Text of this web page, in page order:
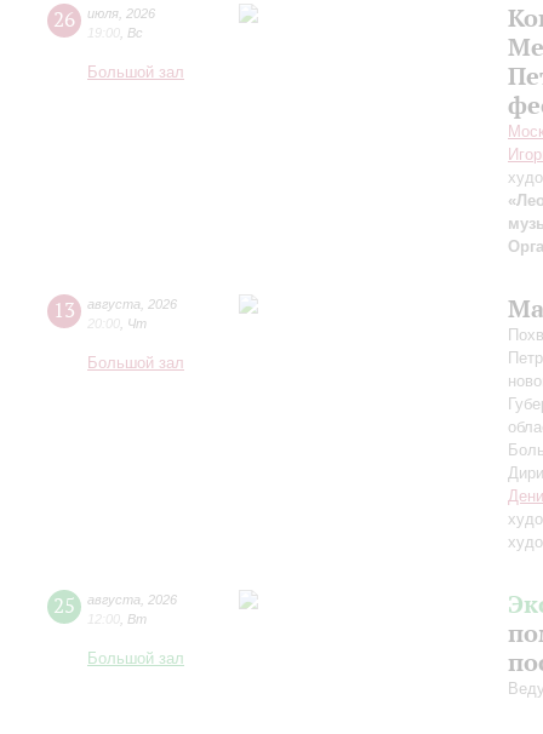
26 июля 2026
19:00 Вс
Большой зал
13 августа
2026
20:00 Чт
Большой зал
25 августа
2026
12:00 Вт
Большой зал